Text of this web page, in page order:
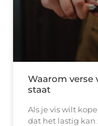
Waarom verse
staat
Als je vis wilt
dat het lastig kan